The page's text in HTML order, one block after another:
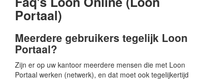
Portaal)
Meerdere gebruikers tegelijk Loon
Portaal?
Zijn er op uw kantoor meerdere mensen die met Loon
Portaal werken (netwerk), en dat moet ook tegelijkertijd